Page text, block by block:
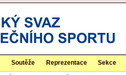
Soutěže Reprezentace Sekce